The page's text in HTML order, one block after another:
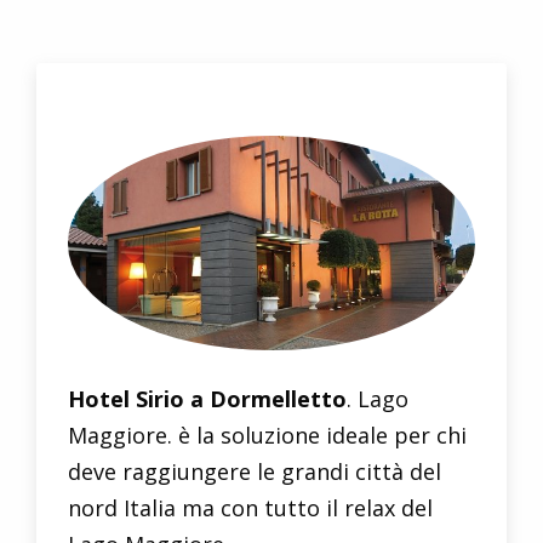
Hotel Sirio a Dormelletto. Lago
Maggiore. è la soluzione ideale per chi
deve raggiungere le grandi città del
nord Italia ma con tutto il relax del